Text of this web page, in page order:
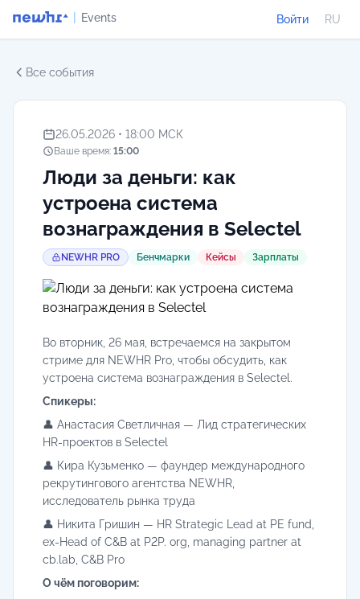
| Events Войти RU
Все события
26.05.2026 • 18:00 МСК
Ваше время: 15:00
Люди за деньги: как
устроена система
вознаграждения в Selectel
NEWHR PRO Бенчмарки Кейсы Зарплаты
Во вторник, 26 мая, встречаемся на закрытом
стриме для NEWHR Pro, чтобы обсудить, как
устроена система вознаграждения в Selectel.
Спикеры:
👤 Анастасия Светличная — Лид стратегических
HR-проектов в Selectel
👤 Кира Кузьменко — фаундер международного
рекрутингового агентства NEWHR,
исследователь рынка труда
👤 Никита Гришин — HR Strategic Lead at PE fund,
ex-Head of C&B at P2P. org, managing partner at
cb.lab, C&B Pro
О чём поговорим: